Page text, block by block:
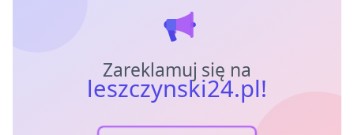
Zareklamuj się na
leszczynski24.pl!